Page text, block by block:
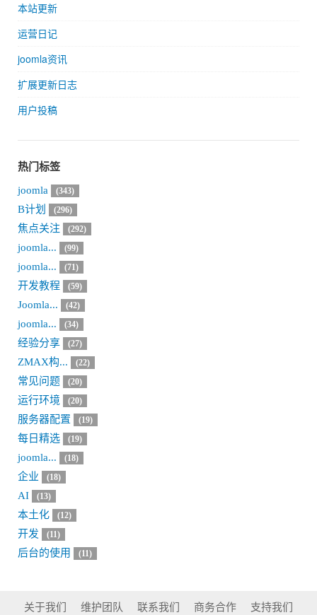
本站更新
运营日记
joomla资讯
扩展更新日志
用户投稿
热门标签
joomla (343)
B计划 (296)
焦点关注 (292)
joomla... (99)
joomla... (71)
开发教程 (59)
Joomla... (42)
joomla... (34)
经验分享 (27)
ZMAX构... (22)
常见问题 (20)
运行环境 (20)
服务器配置 (19)
每日精选 (19)
joomla... (18)
企业 (18)
AI (13)
本土化 (12)
开发 (11)
后台的使用 (11)
关于我们 维护团队 联系我们 商务合作 支持我们